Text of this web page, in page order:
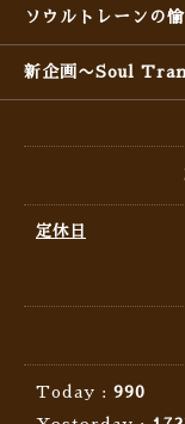
ソウルトレーンの
新企画〜Soul
定休日
Today : 990